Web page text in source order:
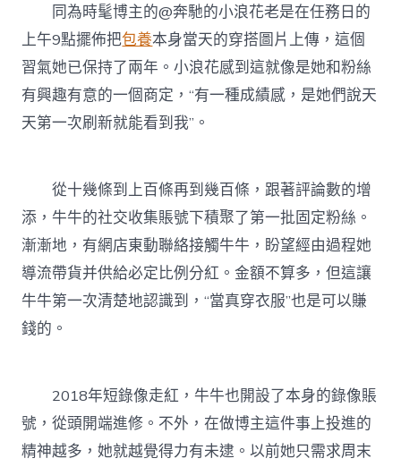
同為時髦博主的@奔馳的小浪花老是在任務日的
上午9點擺佈把包養本身當天的穿搭圖片上傳，這個
習氣她已保持了兩年。小浪花感到這就像是她和粉絲
有興趣有意的一個商定，“有一種成績感，是她們說天
天第一次刷新就能看到我”。
從十幾條到上百條再到幾百條，跟著評論數的增
添，牛牛的社交收集賬號下積聚了第一批固定粉絲。
漸漸地，有網店東動聯絡接觸牛牛，盼望經由過程她
導流帶貨并供給必定比例分紅。金額不算多，但這讓
牛牛第一次清楚地認識到，“當真穿衣服”也是可以賺
錢的。
2018年短錄像走紅，牛牛也開設了本身的錄像賬
號，從頭開端進修。不外，在做博主這件事上投進的
精神越多，她就越覺得力有未逮。以前她只需求周末